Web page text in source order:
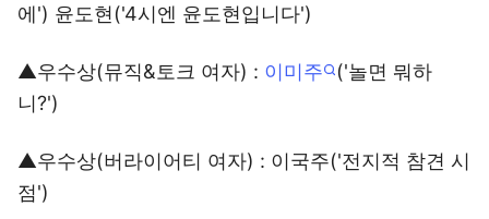
에') 윤도현('4시엔 윤도현입니다')
▲우수상(뮤직&토크 여자) : 이미주
('놀면 뭐하
니?')
▲우수상(버라이어티 여자) : 이국주('전지적 참견 시
점')